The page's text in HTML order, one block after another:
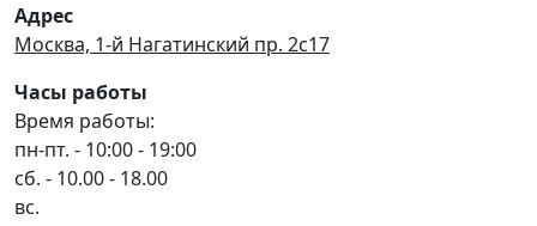
Адрес
Москва, 1-й Нагатинский пр. 2с17
Часы работы
Время работы:
пн-пт. - 10:00 - 19:00
сб. - 10.00 - 18.00
вс.